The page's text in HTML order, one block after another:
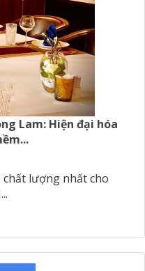
Lam: Hiện đại hóa
lượng nhất cho